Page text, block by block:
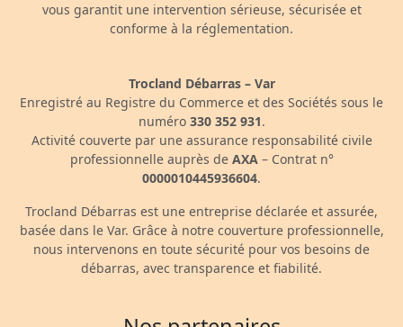
vous garantit une intervention sérieuse, sécurisée et
conforme à la réglementation.
Trocland Débarras – Var
Enregistré au Registre du Commerce et des Sociétés sous le
numéro 330 352 931.
Activité couverte par une assurance responsabilité civile
professionnelle auprès de AXA– Contrat n°
0000010445936604.
Trocland Débarras est une entreprise déclarée et assurée,
basée dans le Var. Grâce à notre couverture professionnelle,
nous intervenons en toute sécurité pour vos besoins de
débarras, avec transparence et fiabilité.